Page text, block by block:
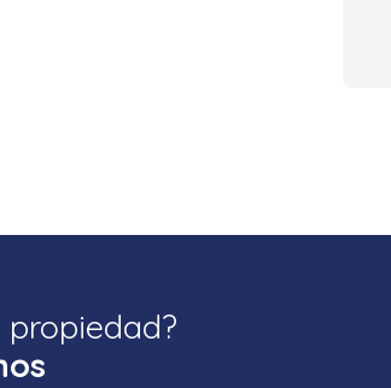
propiedad?